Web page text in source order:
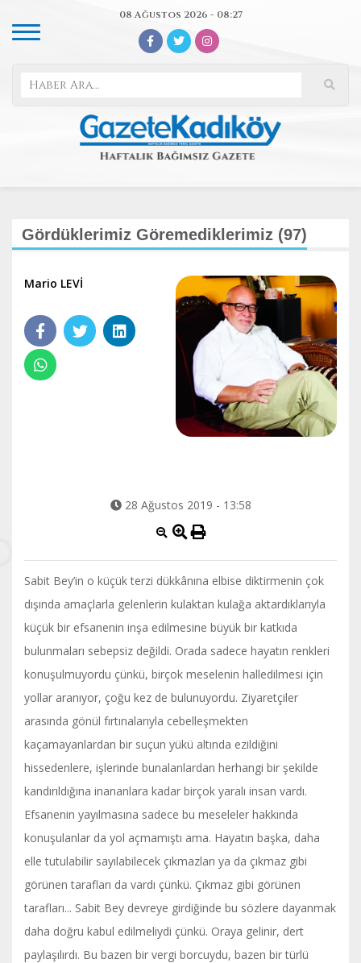
08 Ağustos 2026 - 08:27
Gördüklerimiz Göremediklerimiz (97)
Mario LEVİ
28 Ağustos 2019 - 13:58
Sabit Bey’in o küçük terzi dükkânına elbise diktirmenin çok
dışında amaçlarla gelenlerin kulaktan kulağa aktardıklarıyla
küçük bir efsanenin inşa edilmesine büyük bir katkıda
bulunmaları sebepsiz değildi. Orada sadece hayatın renkleri
konuşulmuyordu çünkü, birçok meselenin halledilmesi için
yollar aranıyor, çoğu kez de bulunuyordu. Ziyaretçiler
arasında gönül fırtınalarıyla cebelleşmekten
kaçamayanlardan bir suçun yükü altında ezildiğini
hissedenlere, işlerinde bunalanlardan herhangi bir şekilde
kandırıldığına inananlara kadar birçok yaralı insan vardı.
Efsanenin yayılmasına sadece bu meseleler hakkında
konuşulanlar da yol açmamıştı ama. Hayatın başka, daha
elle tutulabilir sayılabilecek çıkmazları ya da çıkmaz gibi
görünen tarafları da vardı çünkü. Çıkmaz gibi görünen
tarafları... Sabit Bey devreye girdiğinde bu sözlere dayanmak
daha doğru kabul edilmeliydi çünkü. Oraya gelinir, dert
paylaşılırdı. Bu bazen bir vergi borcuydu, bazen bir türlü